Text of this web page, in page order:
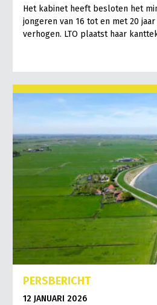
Het kabinet heeft besloten het
jongeren van 16 tot en met 20
verhogen. LTO plaatst haar
PERSBERICHT
12 JANUARI 2026